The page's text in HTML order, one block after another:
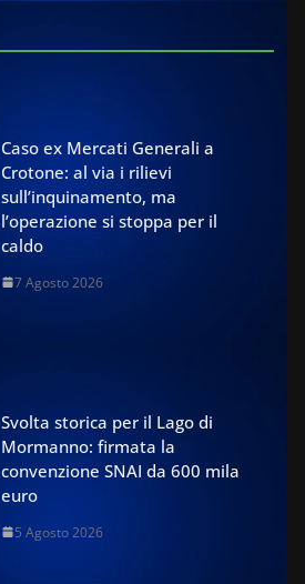
Caso ex Mercati Generali a
Crotone: al via i rilievi
sull’inquinamento, ma
l’operazione si stoppa per il
caldo
7 Agosto 2026
Svolta storica per il Lago di
Mormanno: firmata la
convenzione SNAI da 600 mila
euro
5 Agosto 2026